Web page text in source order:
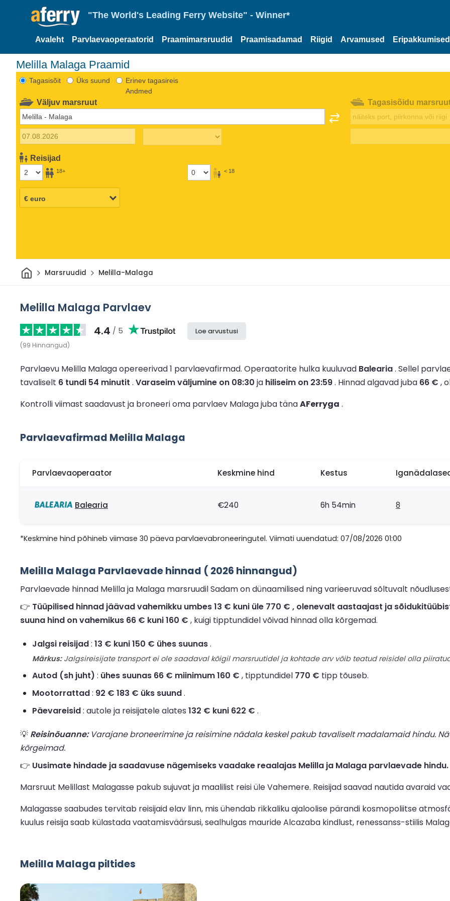
"The World's Leading Ferry Website" - Winner*
Avaleht Parvlaevaoperaatorid Praamimarsruudid Praamisadamad Riigid Arvamused Eripakkumised
Melilla Malaga Praamid
Tagasisõit Üks suund
Erinev tagasireis
Andmed
Väljuv marsruut
Reisijad
18+ < 18
Tagasisõidu
Avaleht
Marsruudid Melilla-Malaga
Melilla Malaga Parvlaev
4.4 / 5
(99 Hinnangud)
Loe arvustusi
Parvlaevu Melilla Malaga opereerivad 1 parvlaevafirmad. Operaatorite hulka kuuluvad Balearia. Sellel
tavaliselt 6 tundi 54 minutit . Varaseim väljumine on 08:30 ja hiliseim on 23:59. Hinnad algavad juba 66 € ,
Kontrolli viimast saadavust ja broneeri oma parvlaev Malaga juba tänaAFerryga .
Parvlaevafirmad Melilla Malaga
Parvlaevaoperaator Keskmine hind Kestus
Balearia €240 6h 54min 8
*Keskmine hind põhineb viimase 30 päeva parvlaevabroneeringutel. Viimati uuendatud: 07/08/2026 01:00
Melilla Malaga Parvlaevade hinnad ( 2026 hinnangud)
Parvlaevade hinnad Melilla ja Malaga marsruudil Sadam on dünaamilised ning varieeruvad sõltuvalt
👉 Tüüpilised hinnad jäävad vahemikku umbes 13 € kuni üle 770 € , olenevalt aastaajast ja
suuna hind on vahemikus 66 € kuni 160 € , kuigi tipptundidel võivad hinnad olla kõrgemad.
Jalgsi reisijad: 13 € kuni 150 € ühes suunas.
Märkus:Jalgsireisijate transport ei ole saadaval kõigil marsruutidel ja kohtade arv võib teatud reisidel olla
Autod (sh juht) : ühes suunas 66 € miinimum 160 € , tipptundidel 770 € tipp tõuseb.
Mootorrattad: 92 € 183 € üks suund.
Päevareisid: autole ja reisijatele alates 132 € kuni 622 € .
💡 Reisinõuanne:Varajane broneerimine ja reisimine nädala keskel pakub tavaliselt madalamaid hindu.
kõrgeimad.
👉 Uusimate hindade ja saadavuse nägemiseks vaadake reaalajas Melilla ja Malaga parvlaevade hindu.
Marsruut Melillast Malagasse pakub sujuvat ja maalilist reisi üle Vahemere. Reisijad saavad nautida avaraid
Malagasse saabudes tervitab reisijaid elav linn, mis ühendab rikkaliku ajaloolise pärandi kosmopoliitse
kuulus reisija saab külastada vaatamisväärsusi, sealhulgas mauride Alcazaba kindlust, renessanss-stiilis
Melilla Malaga piltides